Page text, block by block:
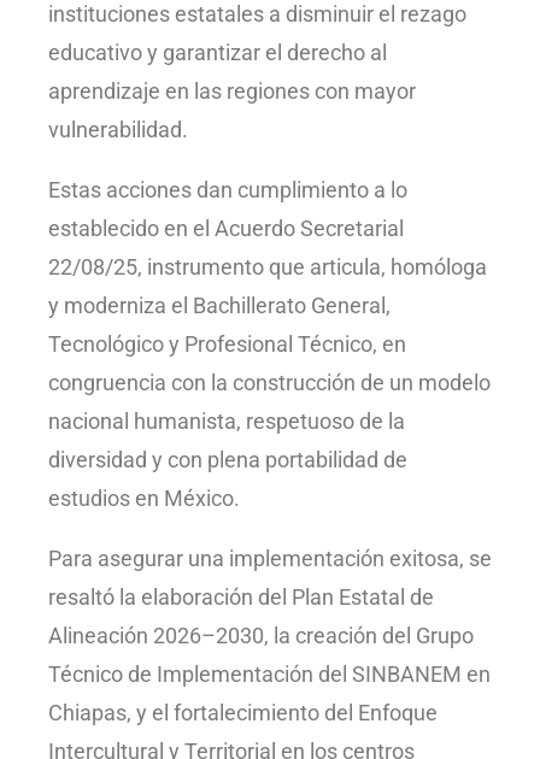
instituciones estatales a disminuir el rezago
educativo y garantizar el derecho al
aprendizaje en las regiones con mayor
vulnerabilidad.
Estas acciones dan cumplimiento a lo
establecido en el Acuerdo Secretarial
22/08/25, instrumento que articula, homóloga
y moderniza el Bachillerato General,
Tecnológico y Profesional Técnico, en
congruencia con la construcción de un modelo
nacional humanista, respetuoso de la
diversidad y con plena portabilidad de
estudios en México.
Para asegurar una implementación exitosa, se
resaltó la elaboración del Plan Estatal de
Alineación 2026–2030, la creación del Grupo
Técnico de Implementación del SINBANEM en
Chiapas, y el fortalecimiento del Enfoque
Intercultural y Territorial en los centros